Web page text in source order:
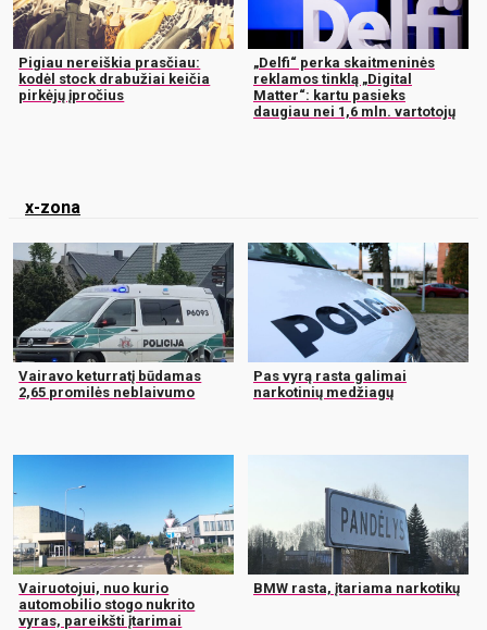
Pigiau nereiškia prasčiau:
kodėl stock drabužiai keičia
pirkėjų įpročius
„Delfi“ perka skaitmeninės
reklamos tinklą „Digital
Matter“: kartu pasieks
daugiau nei 1,6 mln. vartotojų
x-zona
Vairavo keturratį būdamas
2,65 promilės neblaivumo
Pas vyrą rasta galimai
narkotinių medžiagų
Vairuotojui, nuo kurio
automobilio stogo nukrito
vyras, pareikšti įtarimai
BMW rasta, įtariama narkotikų